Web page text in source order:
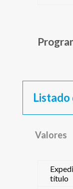
Listado
Valores
título